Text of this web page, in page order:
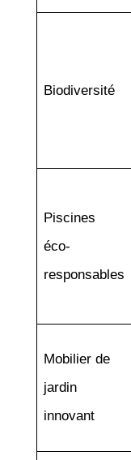
Biodiversité
Piscines
éco-
responsables
Mobilier de
jardin
innovant